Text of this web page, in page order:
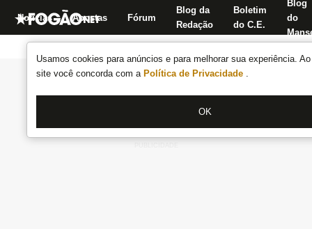
Usamos cookies para anúncios e para melhorar sua experiência.
site você concorda com a Política de Privacidade .
OK
Notícias Apostas Fórum
Blog da
Redação
Boletim
do C.E.
Blog
do